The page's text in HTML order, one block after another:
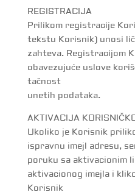
REGISTRACIJA
Prilikom registracije
tekstu Korisnik) unosi
zahteva. Registracijom
obavezujuće uslove
tačnost
unetih podataka.
AKTIVACIJA
Ukoliko je Korisnik
ispravnu imejl adresu,
poruku sa aktivacionim
aktivacionog imejla i
Korisnik